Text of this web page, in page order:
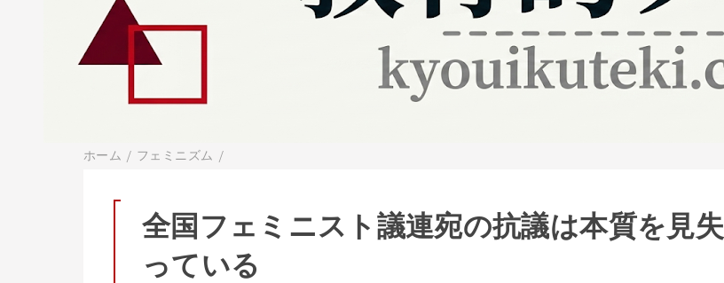
ホーム / フェミニズム /
全国フェミニスト議連宛の抗議は本質を見失
っている